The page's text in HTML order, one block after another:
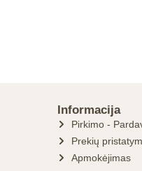
Informacija
Pirkimo -
Prekių
Apmokėjimas